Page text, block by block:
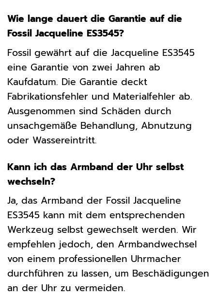
Wie lange dauert die Garantie auf die
Fossil Jacqueline ES3545?
Fossil gewährt auf die Jacqueline ES3545
eine Garantie von zwei Jahren ab
Kaufdatum. Die Garantie deckt
Fabrikationsfehler und Materialfehler ab.
Ausgenommen sind Schäden durch
unsachgemäße Behandlung, Abnutzung
oder Wassereintritt.
Kann ich das Armband der Uhr selbst
wechseln?
Ja, das Armband der Fossil Jacqueline
ES3545 kann mit dem entsprechenden
Werkzeug selbst gewechselt werden. Wir
empfehlen jedoch, den Armbandwechsel
von einem professionellen Uhrmacher
durchführen zu lassen, um Beschädigungen
an der Uhr zu vermeiden.